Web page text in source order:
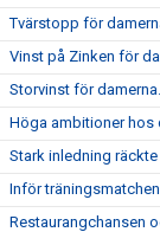
Tvärstopp för
Vinst på Zinken för
Storvinst för damerna.
Höga ambitioner hos
Stark inledning
Inför träningsmatchen
Restaurangchansen